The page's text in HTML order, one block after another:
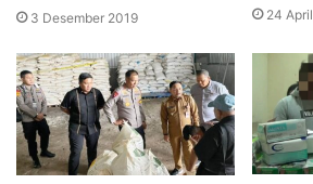
3 Desember 2019 24